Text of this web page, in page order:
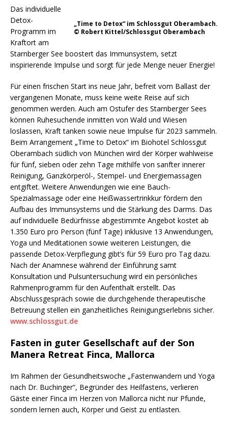
„Time to Detox“ im Schlossgut Oberambach.
© Robert Kittel/Schlossgut Oberambach
Das individuelle
Detox-
Programm im
Kraftort am
Starnberger See boostert das Immunsystem, setzt
inspirierende Impulse und sorgt für jede Menge neuer Energie!
Für einen frischen Start ins neue Jahr, befreit vom Ballast der
vergangenen Monate, muss keine weite Reise auf sich
genommen werden. Auch am Ostufer des Starnberger Sees
können Ruhesuchende inmitten von Wald und Wiesen
loslassen, Kraft tanken sowie neue Impulse für 2023 sammeln.
Beim Arrangement „Time to Detox“ im Biohotel Schlossgut
Oberambach südlich von München wird der Körper wahlweise
für fünf, sieben oder zehn Tage mithilfe von sanfter innerer
Reinigung, Ganzkörperöl-, Stempel- und Energiemassagen
entgiftet. Weitere Anwendungen wie eine Bauch-
Spezialmassage oder eine Heißwassertrinkkur fördern den
Aufbau des Immunsystems und die Stärkung des Darms. Das
auf individuelle Bedürfnisse abgestimmte Angebot kostet ab
1.350 Euro pro Person (fünf Tage) inklusive 13 Anwendungen,
Yoga und Meditationen sowie weiteren Leistungen, die
passende Detox-Verpflegung gibt’s für 59 Euro pro Tag dazu.
Nach der Anamnese während der Einführung samt
Konsultation und Pulsuntersuchung wird ein persönliches
Rahmenprogramm für den Aufenthalt erstellt. Das
Abschlussgespräch sowie die durchgehende therapeutische
Betreuung stellen ein ganzheitliches Reinigungserlebnis sicher.
www.schlossgut.de
Fasten in guter Gesellschaft auf der Son
Manera Retreat Finca, Mallorca
Im Rahmen der Gesundheitswoche „Fastenwandern und Yoga
nach Dr. Buchinger“, Begründer des Heilfastens, verlieren
Gäste einer Finca im Herzen von Mallorca nicht nur Pfunde,
sondern lernen auch, Körper und Geist zu entlasten.